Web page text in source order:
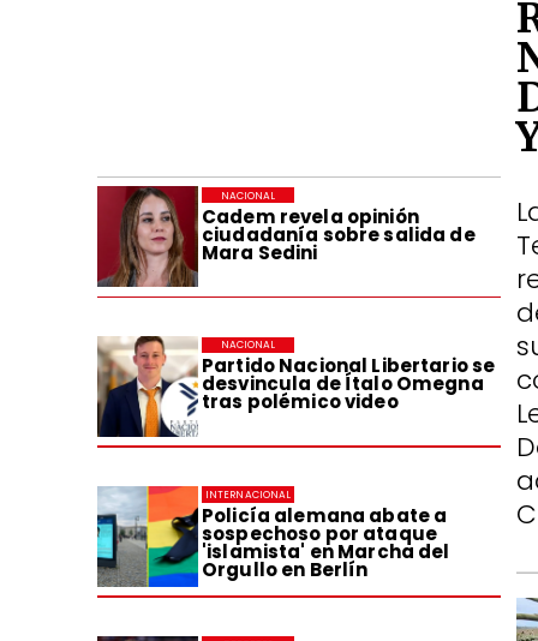
Cadem revela opinión
ciudadanía sobre salida de
Mara Sedini
NACIONAL
Partido Nacional Libertario se
desvincula de Ítalo Omegna
tras polémico video
NACIONAL
Policía alemana abate a
sospechoso por ataque
'islamista' en Marcha del
Orgullo en Berlín
INTERNACIONAL